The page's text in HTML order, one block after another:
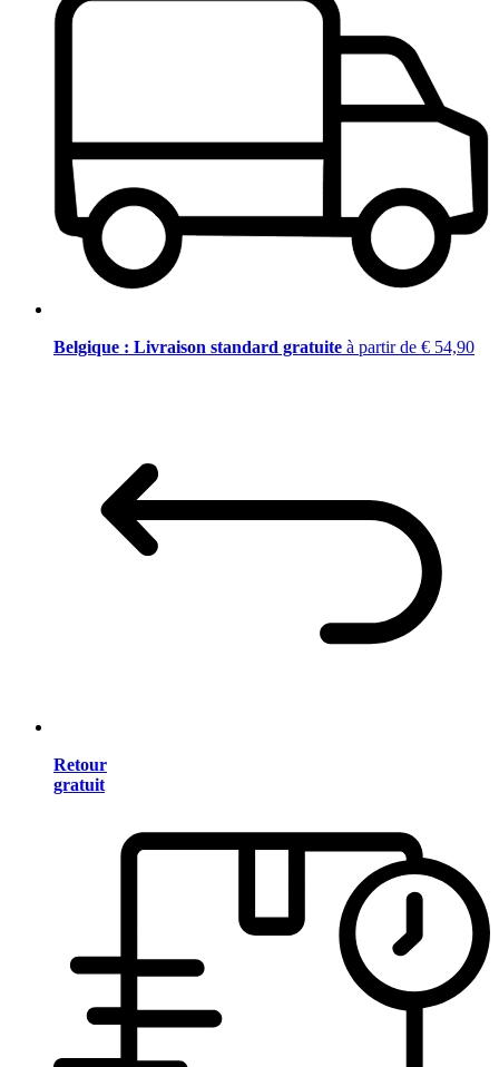
Belgique : Livraison standard gratuite à partir de € 54,90
Retour
gratuit